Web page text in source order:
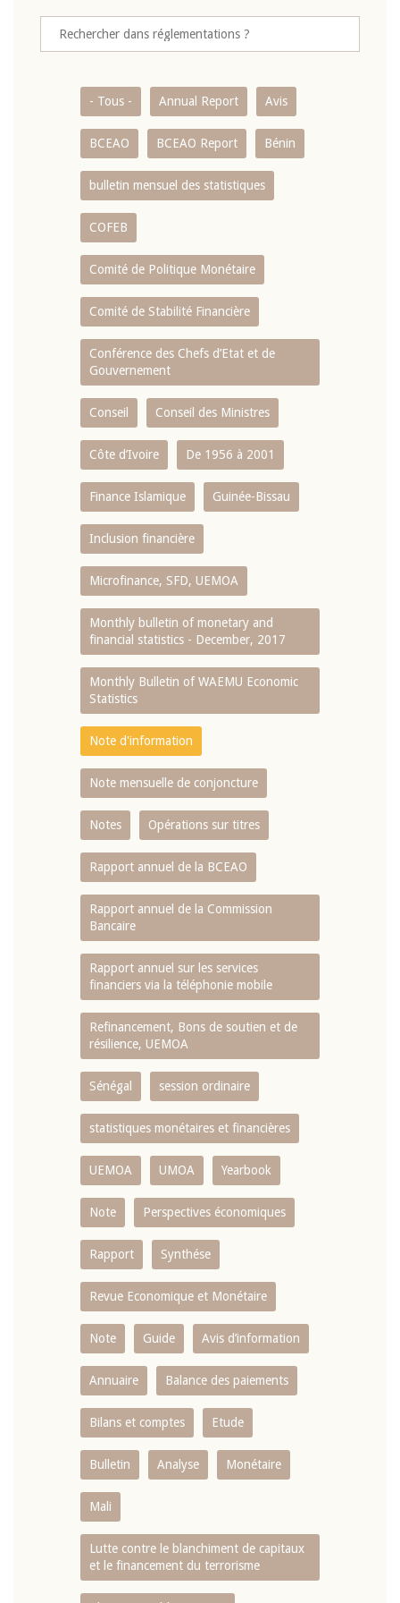
- Tous - Annual Report Avis
BCEAO BCEAO Report Bénin
bulletin mensuel des statistiques
COFEB
Comité de Politique Monétaire
Comité de Stabilité Financière
Conférence des Chefs d’Etat et de
Gouvernement
Conseil Conseil des Ministres
Côte d’Ivoire De 1956 à 2001
Finance Islamique Guinée-Bissau
Inclusion financière
Microfinance, SFD, UEMOA
Monthly bulletin of monetary and
financial statistics - December, 2017
Monthly Bulletin of WAEMU Economic
Statistics
Note d'information
Note mensuelle de conjoncture
Notes Opérations sur titres
Rapport annuel de la BCEAO
Rapport annuel de la Commission
Bancaire
Rapport annuel sur les services
financiers via la téléphonie mobile
Refinancement, Bons de soutien et de
résilience, UEMOA
Sénégal session ordinaire
statistiques monétaires et financières
UEMOA UMOA Yearbook
Note Perspectives économiques
Rapport Synthése
Revue Economique et Monétaire
Note Guide Avis d’information
Annuaire Balance des paiements
Bilans et comptes Etude
Bulletin Analyse Monétaire
Mali
Lutte contre le blanchiment de capitaux
et le financement du terrorisme